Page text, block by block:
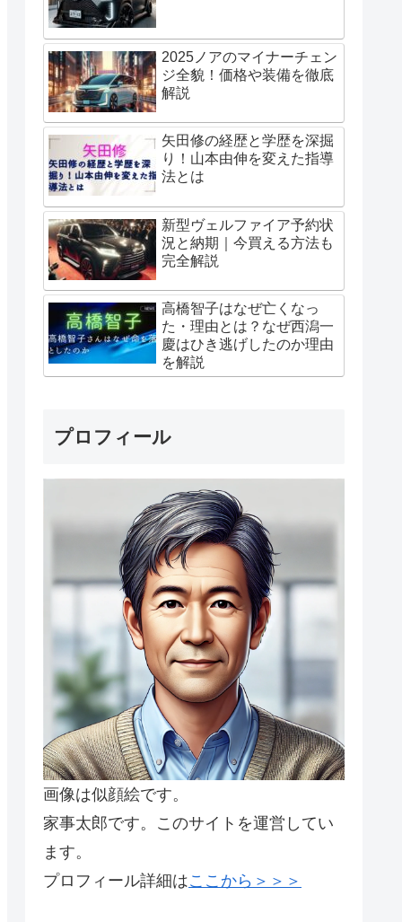
2025ノアのマイナーチェン
ジ全貌！価格や装備を徹底
解説
矢田修の経歴と学歴を深掘
り！山本由伸を変えた指導
法とは
新型ヴェルファイア予約状
況と納期｜今買える方法も
完全解説
高橋智子はなぜ亡くなっ
た・理由とは？なぜ西潟一
慶はひき逃げしたのか理由
を解説
プロフィール
画像は似顔絵です。
家事太郎です。このサイトを運営してい
ます。
プロフィール詳細はここから＞＞＞